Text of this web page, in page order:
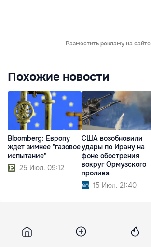
Разместить рекламу на сайте
Похожие новости
Bloomberg: Европу
ждет зимнее "газовое
испытание"
25 Июл. 09:12
США возобновили
удары по Ирану на
фоне обострения
вокруг Ормузского
пролива
15 Июл. 21:40
Gazeta 11 августа 2018, 03:20 2 647